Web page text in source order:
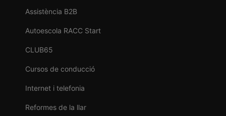
Assistència B2B
Autoescola RACC Start
CLUB65
Cursos de conducció
Internet i telefonia
Reformes de la llar